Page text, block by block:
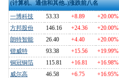
(计算机、通信和其他..)涨跌前八名
一博科技
53.33 +8.89
+20.00%
方邦股份
146.16 +24.36
+20.00%
朗特智能
26.40 +4.40
+20.00%
锴威特
93.38 +15.56
+19.99%
铜冠铜箔
115.81 +16.81
+16.98%
威尔高
46.58 +6.75
+16.95%